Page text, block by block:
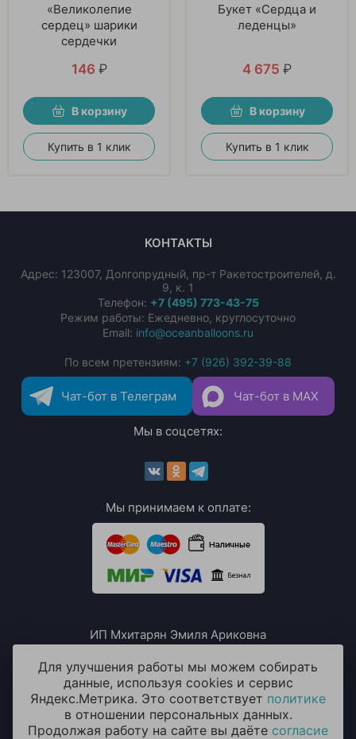
«Великолепие
сердец» шарики
сердечки
146 ₽
В корзину
Купить в 1 клик
Букет «Сердца и
леденцы»
4 675 ₽
В корзину
Купить в 1 клик
КОНТАКТЫ
Адрес: 123007, Долгопрудный, пр-т Ракетостроителей, д.
9, к. 1
Телефон: +7 (495) 773-43-75
Режим работы: Ежедневно, круглосуточно
Email: info@oceanballoons.ru
По всем претензиям: +7 (926) 392-39-88
Чат-бот в Телеграм Чат-бот в MAX
Мы в соцсетях:
Мы принимаем к оплате:
ИП Мхитарян Эмиля Ариковна
ИНН: 771385063807
ОГРН / ОГРНИП: 319508100076230
Для улучшения работы мы можем собирать
данные, используя cookies и сервис
Яндекс.Метрика. Это соответствует политике
в отношении персональных данных.
Продолжая работу на сайте вы даёте согласие